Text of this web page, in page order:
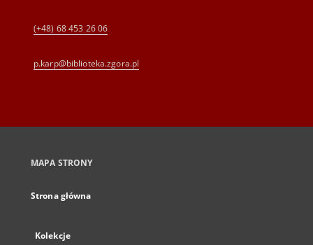
(+48) 68 453 26 06
p.karp@biblioteka.zgora.pl
MAPA STRONY
Strona główna
Kolekcje